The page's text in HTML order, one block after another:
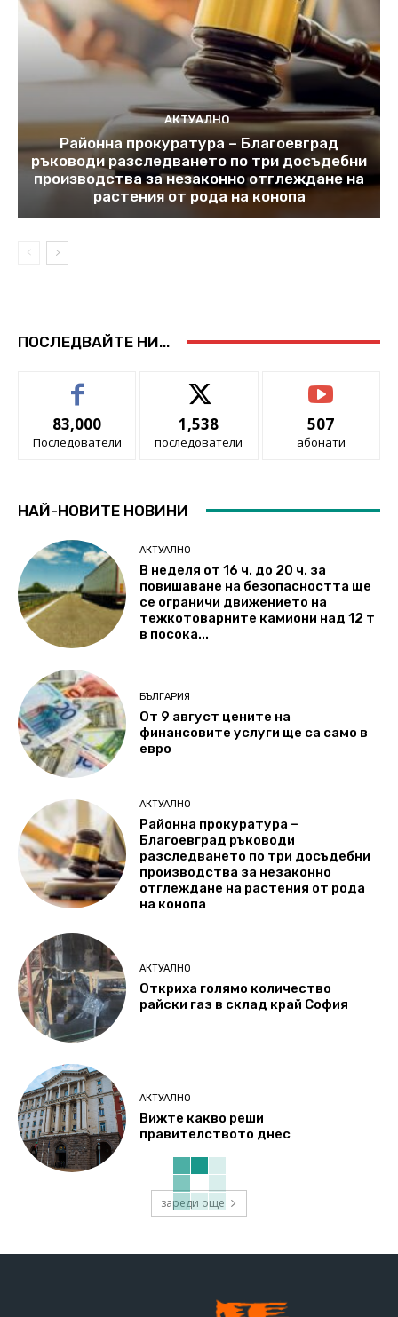
АКТУАЛНО
Районна прокуратура – Благоевград
ръководи разследването по три досъдебни
производства за незаконно отглеждане на
растения от рода на конопа
ПОСЛЕДВАЙТЕ НИ...
83,000
Последователи
1,538
последователи
507
абонати
НАЙ-НОВИТЕ НОВИНИ
АКТУАЛНО
В неделя от 16 ч. до 20 ч. за
повишаване на безопасността ще
се ограничи движението на
тежкотоварните камиони над 12 т
в посока...
БЪЛГАРИЯ
От 9 август цените на
финансовите услуги ще са само в
евро
АКТУАЛНО
Районна прокуратура –
Благоевград ръководи
разследването по три досъдебни
производства за незаконно
отглеждане на растения от рода
на конопа
АКТУАЛНО
Откриха голямо количество
райски газ в склад край София
АКТУАЛНО
Вижте какво реши
правителството днес
зареди още